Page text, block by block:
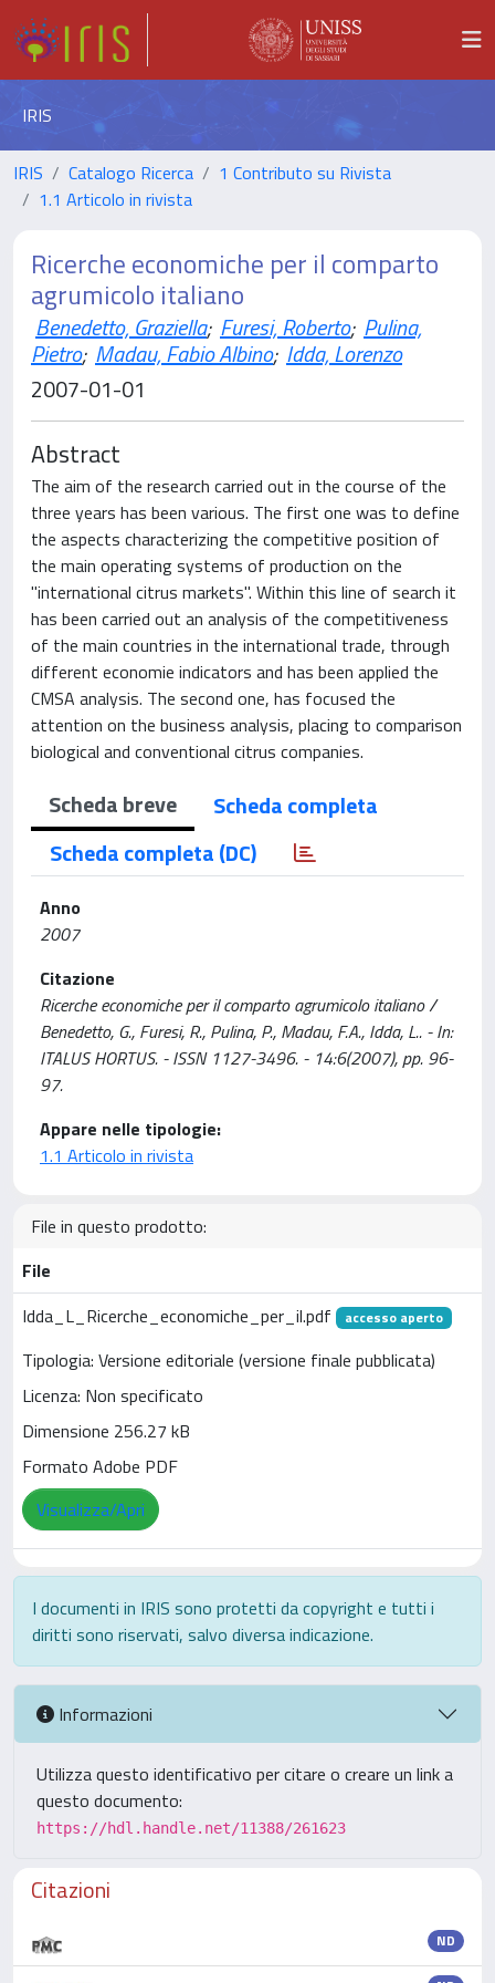
IRIS
IRIS Catalogo Ricerca
1 Contributo su Rivista
1.1 Articolo in rivista
Ricerche economiche per il comparto
agrumicolo italiano
Benedetto, Graziella; Furesi, Roberto; Pulina,
Pietro; Madau, Fabio Albino; Idda, Lorenzo
2007-01-01
Abstract
The aim of the research carried out in the course of the
three years has been various. The first one was to define
the aspects characterizing the competitive position of
the main operating systems of production on the
"international citrus markets". Within this line of search it
has been carried out an analysis of the competitiveness
of the main countries in the international trade, through
different economie indicators and has been applied the
CMSA analysis. The second one, has focused the
attention on the business analysis, placing to comparison
biological and conventional citrus companies.
Scheda breve
Scheda completa
Scheda completa (DC)
Anno
2007
Citazione
Ricerche economiche per il comparto agrumicolo italiano /
Benedetto, G., Furesi, R., Pulina, P., Madau, F.A., Idda, L.. - In:
ITALUS HORTUS. - ISSN 1127-3496. - 14:6(2007), pp. 96-
97.
Appare nelle tipologie:
1.1 Articolo in rivista
File in questo prodotto:
File
Idda_L_Ricerche_economiche_per_il.pdf
accesso aperto
Tipologia: Versione editoriale (versione finale pubblicata)
Licenza: Non specificato
Dimensione 256.27 kB
Formato Adobe PDF
Visualizza/Apri
I documenti in IRIS sono protetti da copyright e tutti i
diritti sono riservati, salvo diversa indicazione.
Informazioni
Utilizza questo identificativo per citare o creare un link a
questo documento:
https://hdl.handle.net/11388/261623
Citazioni
ND